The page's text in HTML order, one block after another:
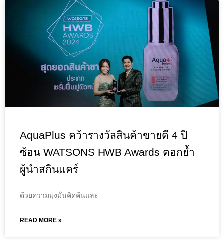
AquaPlus คว้ารางวัลสินค้าขายดี 4 ปี
ซ้อน WATSONS HWB Awards ตอกย้ำ
ผู้นำสกินแคร์
ด้วยความมุ่งมั่นคิดค้นและ
READ MORE »